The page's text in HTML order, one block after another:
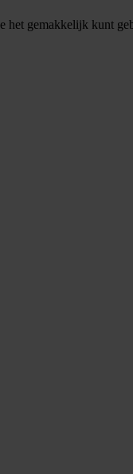
gemakkelijk kunt